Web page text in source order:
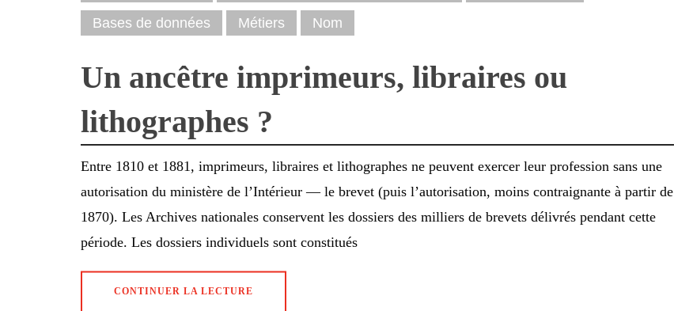
Bases de données Métiers Nom
Un ancêtre imprimeurs, libraires ou
lithographes ?
Entre 1810 et 1881, imprimeurs, libraires et lithographes ne peuvent exercer leur profession sans une
autorisation du ministère de l’Intérieur — le brevet (puis l’autorisation, moins contraignante à partir de
1870). Les Archives nationales conservent les dossiers des milliers de brevets délivrés pendant cette
période. Les dossiers individuels sont constitués
CONTINUER LA LECTURE